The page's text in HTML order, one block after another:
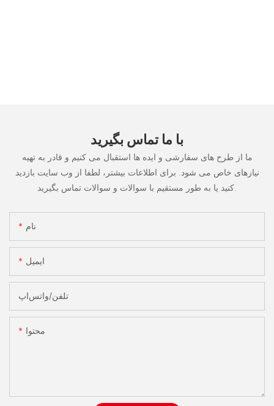
با ما تماس بگیرید
ما از طرح های سفارشی و ایده ها استقبال می کنیم و قادر به تهیه
نیازهای خاص می شود. برای اطلاعات بیشتر، لطفا از وب سایت بازدید
نام
ایمیل
تلفن/واتس‌اپ
محتوا